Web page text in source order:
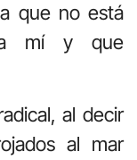
que no está
mí y que
al decir
al mar